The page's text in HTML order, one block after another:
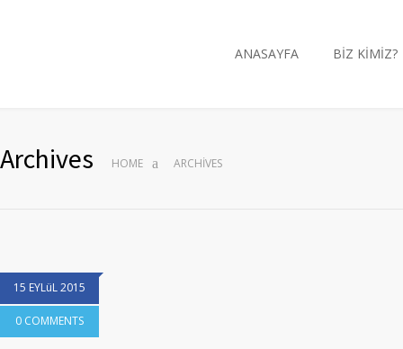
ANASAYFA BİZ KİMİZ?
Archives HOME ARCHIVES
15 EYLüL 2015
0 COMMENTS